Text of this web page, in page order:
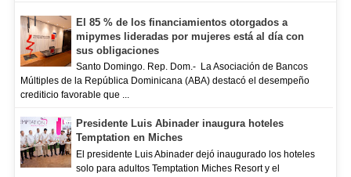
El 85 % de los financiamientos otorgados a
mipymes lideradas por mujeres está al día con
sus obligaciones
Santo Domingo. Rep. Dom.- La Asociación de Bancos
Múltiples de la República Dominicana (ABA) destacó el desempeño
crediticio favorable que ...
Presidente Luis Abinader inaugura hoteles
Temptation en Miches
El presidente Luis Abinader dejó inaugurado los hoteles
solo para adultos Temptation Miches Resort y el